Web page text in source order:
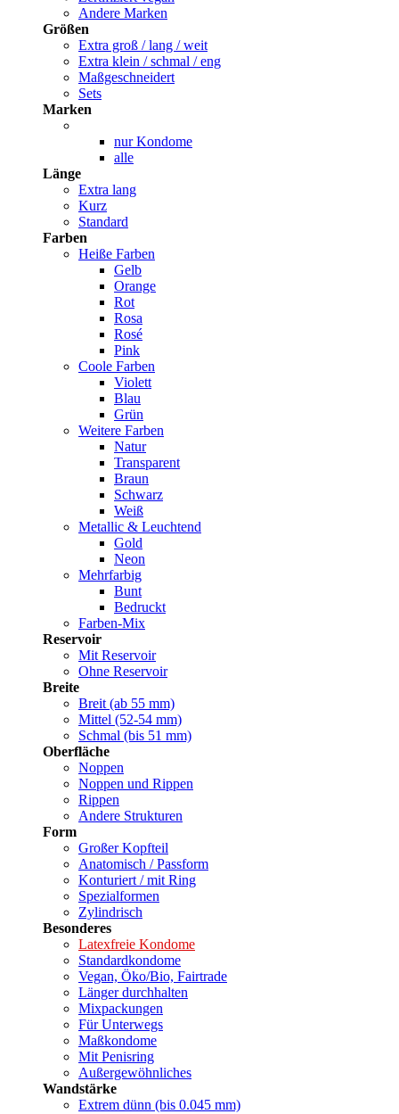
Andere Marken
Größen
Extra groß / lang / weit
Extra klein / schmal / eng
Maßgeschneidert
Sets
Marken
nur Kondome
alle
Länge
Extra lang
Kurz
Standard
Farben
Heiße Farben
Gelb
Orange
Rot
Rosa
Rosé
Pink
Coole Farben
Violett
Blau
Grün
Weitere Farben
Natur
Transparent
Braun
Schwarz
Weiß
Metallic & Leuchtend
Gold
Neon
Mehrfarbig
Bunt
Bedruckt
Farben-Mix
Reservoir
Mit Reservoir
Ohne Reservoir
Breite
Breit (ab 55 mm)
Mittel (52-54 mm)
Schmal (bis 51 mm)
Oberfläche
Noppen
Noppen und Rippen
Rippen
Andere Strukturen
Form
Großer Kopfteil
Anatomisch / Passform
Konturiert / mit Ring
Spezialformen
Zylindrisch
Besonderes
Latexfreie Kondome
Standardkondome
Vegan, Öko/Bio, Fairtrade
Länger durchhalten
Mixpackungen
Für Unterwegs
Maßkondome
Mit Penisring
Außergewöhnliches
Wandstärke
Extrem dünn (bis 0.045 mm)